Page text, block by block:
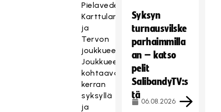
Pielaveden,
Karttulan
ja
Tervon
joukkueet.
Joukkueet
kohtaavat
kerran
syksyllä
ja
Syksyn
turnausvilske
parhaimmilla
an – katso
pelit
SalibandyTV:s
tä
06.08.2026